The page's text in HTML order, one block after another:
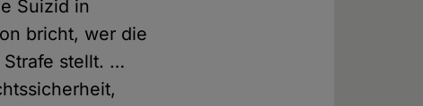
Suizid in
bricht, wer die
stellt. …